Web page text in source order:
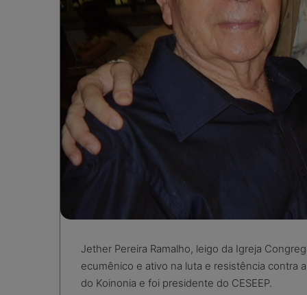
Jether Pereira Ramalho, leigo da Igreja
ecumênico e ativo na luta e resistência contra
do Koinonia e foi presidente do CESEEP.